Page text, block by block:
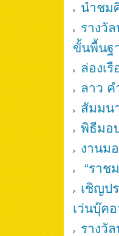
นำชม
รางวั
ขั้นพื้นฐ
ล่องเ
ลาว ค
สัมมน
พิธีมอ
งานม
“ราช
เชิญป
เว่นบุ๊ค
รางวั